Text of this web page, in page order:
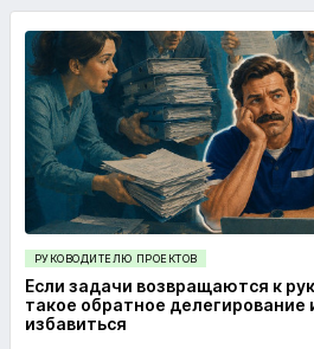
РУКОВОДИТЕЛЮ ПРОЕКТОВ
Если задачи возвращаются к
такое обратное делегирование
избавиться